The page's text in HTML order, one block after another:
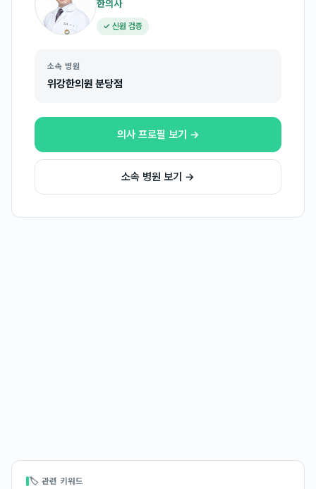
한의사
✓ 신원 검증
소속 병원
위강한의원 분당점
의사 프로필 보기 →
소속 병원 보기 →
🏷 관련 키워드